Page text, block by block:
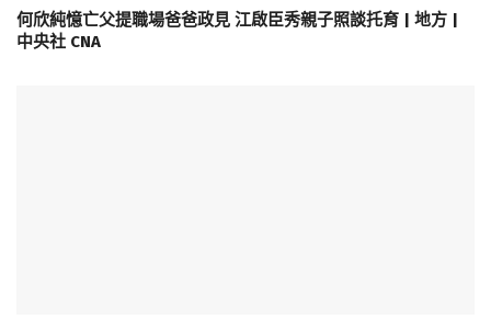
何欣純憶亡父提職場爸爸政見 江啟臣秀親子照談托育 | 地方 |
中央社 CNA